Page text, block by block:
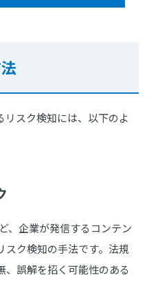
リスク検知には、以下のよ
、企業が発信するコンテン
スク検知の手法です。法規
誤解を招く可能性のある